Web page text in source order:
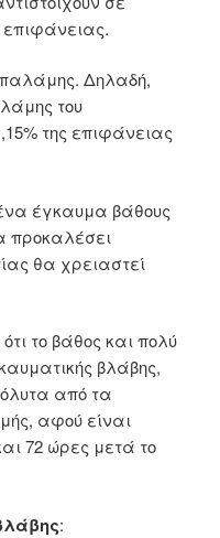
επιφάνειας.
παλάμης. Δηλαδή,
του
της επιφάνειας
έγκαυμα βάθους
προκαλέσει
θα χρειαστεί
το βάθος και πολύ
βλάβης,
από τα
αφού είναι
72 ώρες μετά το
: